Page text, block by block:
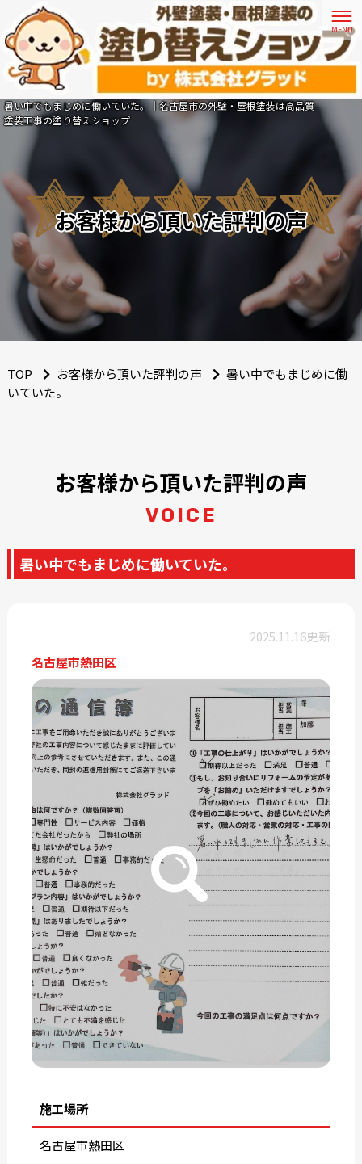
暑い中でもまじめに働いていた。｜名古屋市の外壁・屋根塗装は高品質
塗装工事の塗り替えショップ
お客様から頂いた評判の声
TOP お客様から頂いた評判の声
暑い中でもまじめに働
いていた。
お客様から頂いた評判の声
VOICE
暑い中でもまじめに働いていた。
2025.11.16更新
名古屋市熱田区
施工場所
名古屋市熱田区